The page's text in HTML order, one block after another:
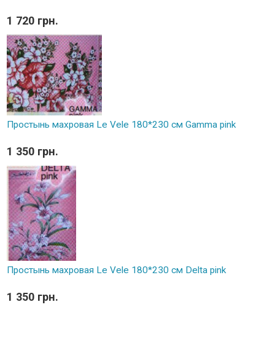
1 720 грн.
Простынь махровая Le Vele 180*230 см Gamma pink
1 350 грн.
Простынь махровая Le Vele 180*230 см Delta pink
1 350 грн.